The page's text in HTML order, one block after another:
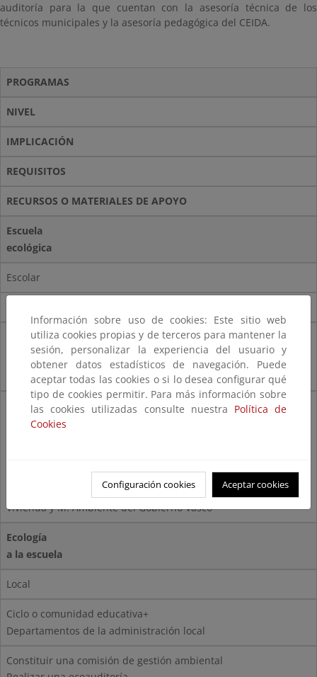
auditoría para la que cuentan con la asesoría técnica de los
técnicos municipales y la asesoría pedagógica del CEIDA.
PROGRAMAS
NIVEL
IMPLICACIÓN
REQUISITOS
RECURSOS O MATERIALES DE APOYO
Escuela
ecológica
Escolar
Llevar a cabo
un plan de mejora
ambiental del entorno o del centro
- Cursos de formación en centros
(CEIDA)
- Asesoría pedagógica (CEIDA)
- Ayuda económica del Depart. de Ordenación del Territorio,
Vivienda y M. Ambiente del Gobierno Vasco
Ecología
a la escuela
Local
Ciclo o comunidad educativa+
Departamentos de la administración local
Constituir una comisión de gestión ambiental
Información sobre uso de cookies: Este sitio web
utiliza cookies propias y de terceros para mantener la
sesión, personalizar la experiencia del usuario y
obtener datos estadísticos de navegación. Puede
aceptar todas las cookies o si lo desea configurar qué
tipo de cookies permitir. Para más información sobre
las cookies utilizadas consulte nuestra Política de
Cookies
Configuración cookies Aceptar cookies